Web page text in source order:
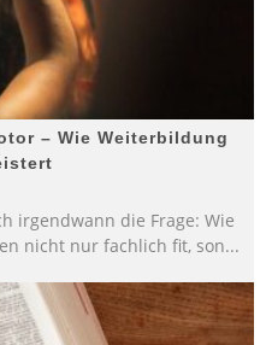
– Wie Weiterbildung
irgendwann die Frage: Wie
nicht nur fachlich fit, son...